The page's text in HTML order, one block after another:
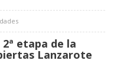
etapa de la
Lanzarote